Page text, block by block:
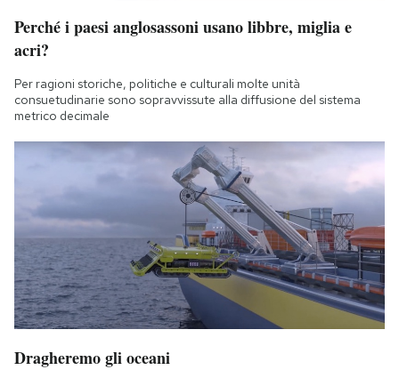
Perché i paesi anglosassoni usano libbre, miglia e
acri?
Per ragioni storiche, politiche e culturali molte unità
consuetudinarie sono sopravvissute alla diffusione del sistema
metrico decimale
Dragheremo gli oceani